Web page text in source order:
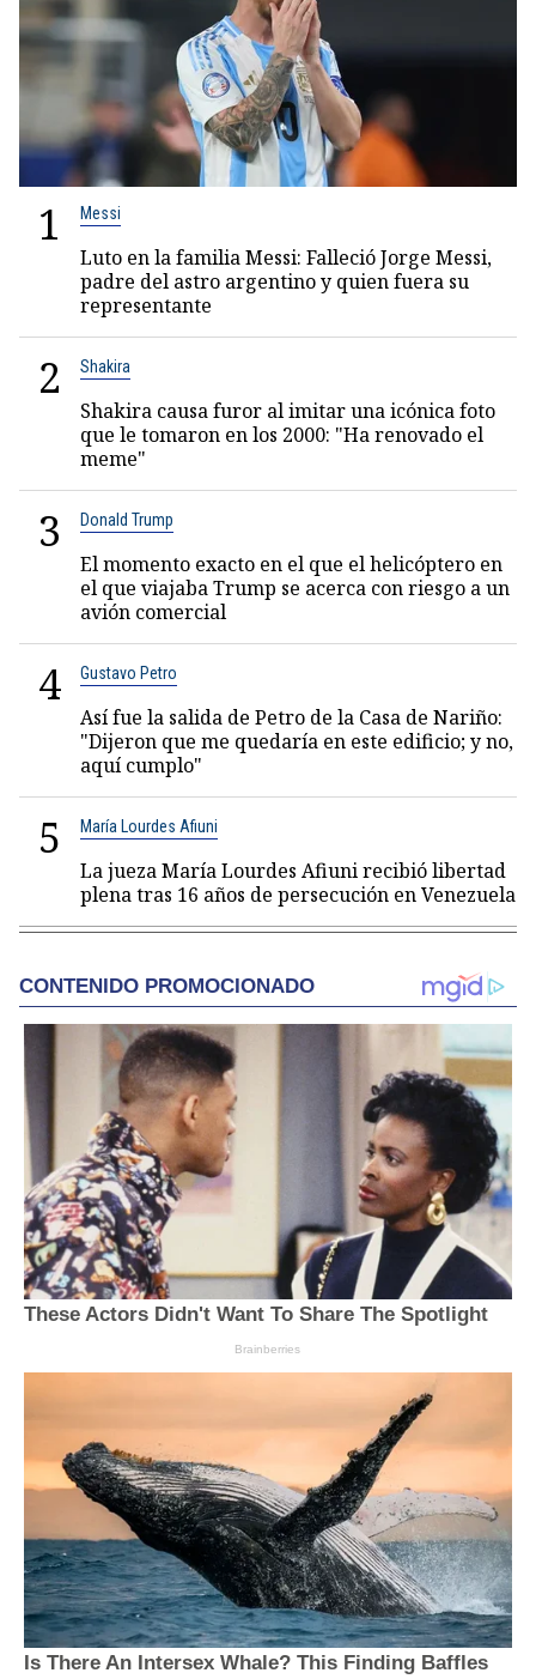
1 Messi
Luto en la familia Messi: Falleció Jorge Messi,
padre del astro argentino y quien fuera su
representante
2 Shakira
Shakira causa furor al imitar una icónica foto
que le tomaron en los 2000: "Ha renovado el
meme"
3 Donald Trump
El momento exacto en el que el helicóptero en
el que viajaba Trump se acerca con riesgo a un
avión comercial
4 Gustavo Petro
Así fue la salida de Petro de la Casa de Nariño:
"Dijeron que me quedaría en este edificio; y no,
aquí cumplo"
5 María Lourdes Afiuni
La jueza María Lourdes Afiuni recibió libertad
plena tras 16 años de persecución en Venezuela